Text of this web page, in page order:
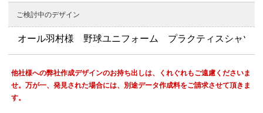
ご検討中のデザイン
他社様への弊社作成デザインのお持ち出しは、くれぐれもご遠慮くださいま
せ。万が一、発見された場合には、別途データ作成料をご請求させて頂きま
す。